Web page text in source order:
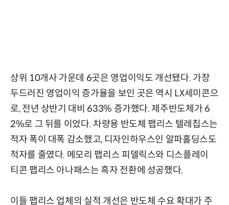
상위 10개사 가운데 6곳은 영업이익도 개선됐다. 가장
두드러진 영업이익 증가율을 보인 곳은 역시 LX세미콘으
로, 전년 상반기 대비 633% 증가했다. 제주반도체가 6
2%로 그 뒤를 이었다. 차량용 반도체 팹리스 텔레칩스는
적자 폭이 대폭 감소했고, 디자인하우스인 알파홀딩스도
적자를 줄였다. 메모리 팹리스 피델릭스와 디스플레이
티콘 팹리스 아나패스는 흑자 전환에 성공했다.
이들 팹리스 업체의 실적 개선은 반도체 수요 확대가 주